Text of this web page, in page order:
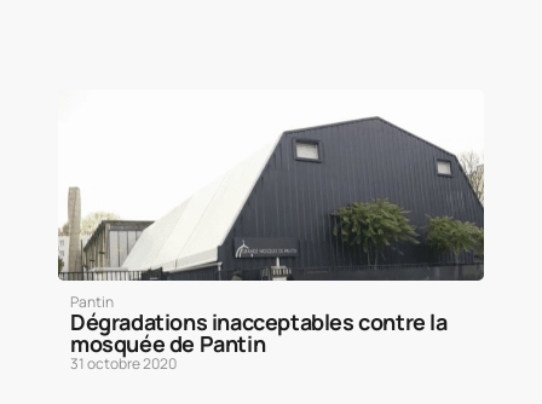
Pantin
Dégradations inacceptables contre la
mosquée de Pantin
31 octobre 2020